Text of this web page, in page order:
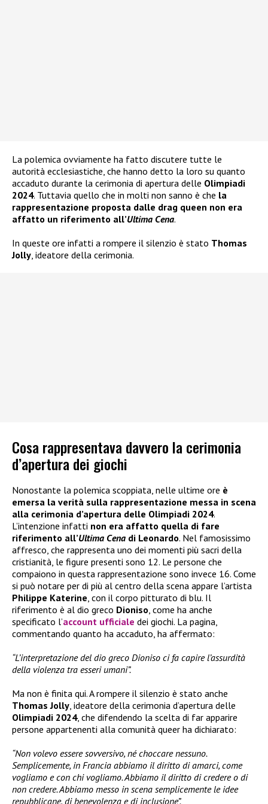
La polemica ovviamente ha fatto discutere tutte le
autorità ecclesiastiche, che hanno detto la loro su quanto
accaduto durante la cerimonia di apertura delle Olimpiadi
2024. Tuttavia quello che in molti non sanno è che la
rappresentazione proposta dalle drag queen non era
affatto un riferimento all’Ultima Cena.
In queste ore infatti a rompere il silenzio è stato Thomas
Jolly, ideatore della cerimonia.
Cosa rappresentava davvero la cerimonia
d’apertura dei giochi
Nonostante la polemica scoppiata, nelle ultime ore è
emersa la verità sulla rappresentazione messa in scena
alla cerimonia d’apertura delle Olimpiadi 2024.
L’intenzione infatti non era affatto quella di fare
riferimento all’Ultima Cena di Leonardo. Nel famosissimo
affresco, che rappresenta uno dei momenti più sacri della
cristianità, le figure presenti sono 12. Le persone che
compaiono in questa rappresentazione sono invece 16. Come
si può notare per di più al centro della scena appare l’artista
Philippe Katerine , con il corpo pitturato di blu. Il
riferimento è al dio greco Dioniso , come ha anche
specificato l’account ufficiale dei giochi. La pagina,
commentando quanto ha accaduto, ha affermato:
“L’interpretazione del dio greco Dioniso ci fa capire l’assurdità
della violenza tra esseri umani”.
Ma non è finita qui. A rompere il silenzio è stato anche
Thomas Jolly , ideatore della cerimonia d’apertura delle
Olimpiadi 2024, che difendendo la scelta di far apparire
persone appartenenti alla comunità queer ha dichiarato:
“Non volevo essere sovversivo, né choccare nessuno.
Semplicemente, in Francia abbiamo il diritto di amarci, come
vogliamo e con chi vogliamo. Abbiamo il diritto di credere o di
non credere. Abbiamo messo in scena semplicemente le idee
repubblicane, di benevolenza e di inclusione”.